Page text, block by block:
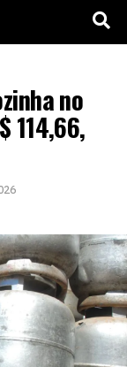
no
114,66,